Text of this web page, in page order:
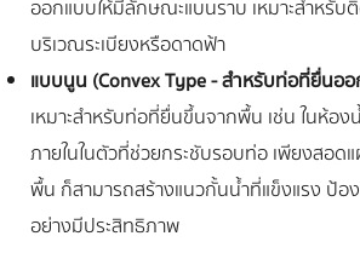
ออกแบบให้มีลักษณะแบนราบ เหมาะสำหรับ
บริเวณระเบียงหรือดาดฟ้า
แบบนูน (Convex Type - สำหรับท่อที่ยื่นอ
เหมาะสำหรับท่อที่ยื่นขึ้นจากพื้น เช่น ในห้อ
ภายในในตัวที่ช่วยกระชับรอบท่อ เพียงสอ
พื้น ก็สามารถสร้างแนวกั้นน้ำที่แข็งแรง ป้อ
อย่างมีประสิทธิภาพ